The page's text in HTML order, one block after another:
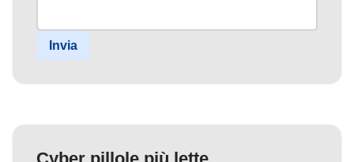
Invia